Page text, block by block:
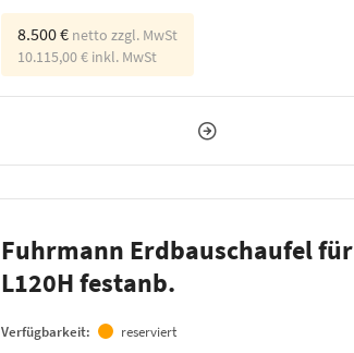
8.500 € netto zzgl. MwSt
10.115,00 € inkl. MwSt
Fuhrmann Erdbauschaufel für
L120H festanb.
Verfügbarkeit: reserviert